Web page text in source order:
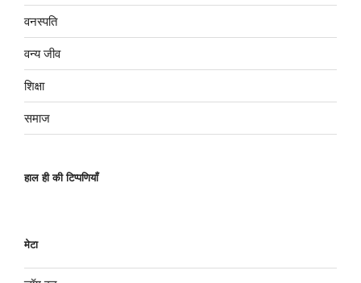
वनस्पति
वन्य जीव
शिक्षा
समाज
हाल ही की टिप्पणियाँ
मेटा